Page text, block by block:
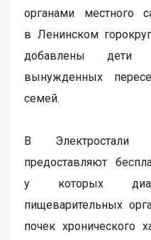
органами местного
в Ленинском
добавлены дети
вынужденных
семей.
В Электростали
предоставляют
у которых
пищеварительных
почек хронического